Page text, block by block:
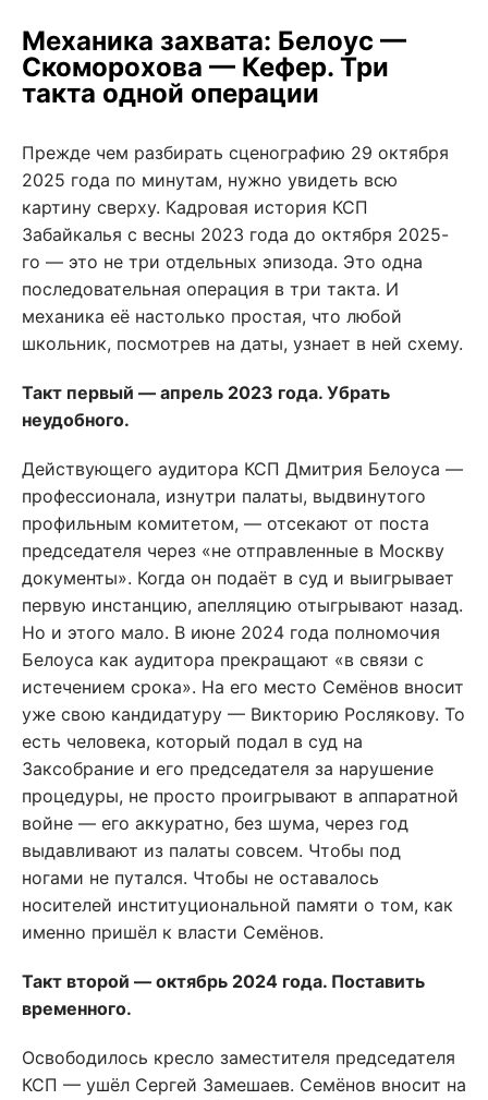
Механика захвата: Белоус —
Скоморохова — Кефер. Три
такта одной операции
Прежде чем разбирать сценографию 29 октября
2025 года по минутам, нужно увидеть всю
картину сверху. Кадровая история КСП
Забайкалья с весны 2023 года до октября 2025-
го — это не три отдельных эпизода. Это одна
последовательная операция в три такта. И
механика её настолько простая, что любой
школьник, посмотрев на даты, узнает в ней схему.
Такт первый — апрель 2023 года. Убрать
неудобного.
Действующего аудитора КСП Дмитрия Белоуса —
профессионала, изнутри палаты, выдвинутого
профильным комитетом, — отсекают от поста
председателя через «не отправленные в Москву
документы». Когда он подаёт в суд и выигрывает
первую инстанцию, апелляцию отыгрывают назад.
Но и этого мало. В июне 2024 года полномочия
Белоуса как аудитора прекращают «в связи с
истечением срока». На его место Семёнов вносит
уже свою кандидатуру — Викторию Рослякову. То
есть человека, который подал в суд на
Заксобрание и его председателя за нарушение
процедуры, не просто проигрывают в аппаратной
войне — его аккуратно, без шума, через год
выдавливают из палаты совсем. Чтобы под
ногами не путался. Чтобы не оставалось
носителей институциональной памяти о том, как
именно пришёл к власти Семёнов.
Такт второй — октябрь 2024 года. Поставить
временного.
Освободилось кресло заместителя председателя
КСП — ушёл Сергей Замешаев. Семёнов вносит на